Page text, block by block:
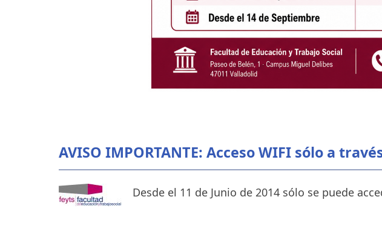
AVISO IMPORTANTE: Acceso WIFI sólo a
Desde el 11 de Junio de 2014 sólo se puede